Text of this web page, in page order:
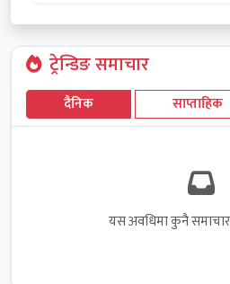
ट्रेन्डिङ समाचार
दैनिक साप्ताहिक
यस अवधिमा कुनै